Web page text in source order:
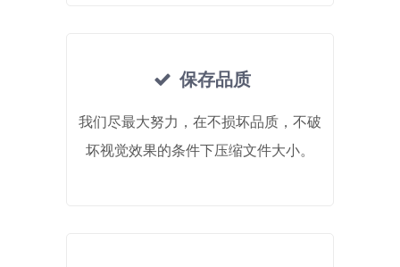
保存品质
我们尽最大努力，在不损坏品质，不破
坏视觉效果的条件下压缩文件大小。